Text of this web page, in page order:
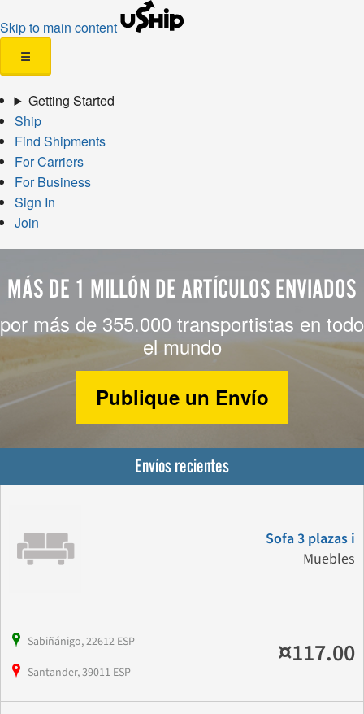
Skip to main content
☰
Getting Started
Ship
Find Shipments
For Carriers
For Business
Sign In
Join
MÁS DE 1 MILLÓN DE ARTÍCULOS ENVIADOS
por más de 355.000 transportistas en todo
el mundo
Publique un Envío
Envíos recientes
Sofa 3 plazas i
Muebles
Sabiñánigo, 22612 ESP
Santander, 39011 ESP
¤117.00